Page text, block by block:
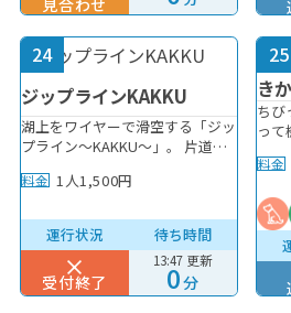
見合わせ
は回
24
ジップラインKAKKU
湖上をワイヤーで滑空する「ジッ
プライン～KAKKU～」。 片道
爽快な景色をぜひご体験くださ
なります。当日の受付状況はリア
ルタイム運行状況にてご確認くだ
さい。※当日現地でのご予約のみ
（電話での受付は不可）となりま
料金 1人1,500円
運行状況
受付終了
待ち時間
13:47 更新
0分
25
き
ちび
って
料金
エンジョイパス使用OK
エンジョイパスで1回ま
年齢制限
0～2歳 ※保護者同伴必須